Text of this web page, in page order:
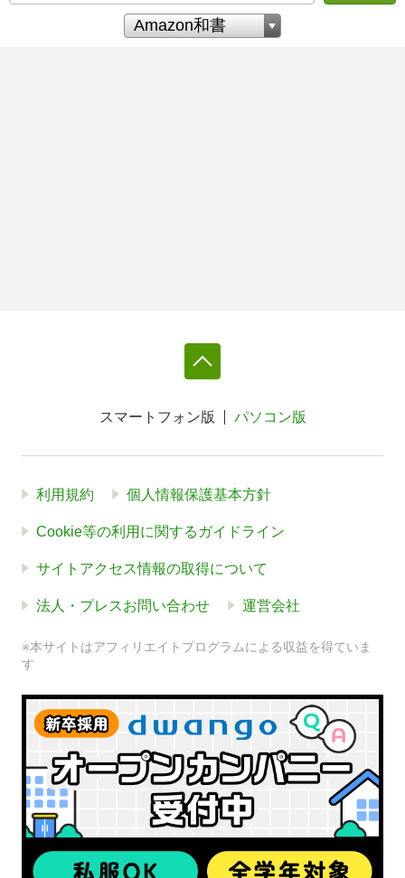
スマートフォン版 パソコン版
利用規約 個人情報保護基本方針
Cookie等の利用に関するガイドライン
サイトアクセス情報の取得について
法人・プレスお問い合わせ 運営会社
※本サイトはアフィリエイトプログラムによる収益を得ていま
す